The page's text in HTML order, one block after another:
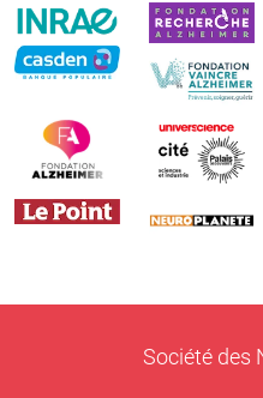
Société des